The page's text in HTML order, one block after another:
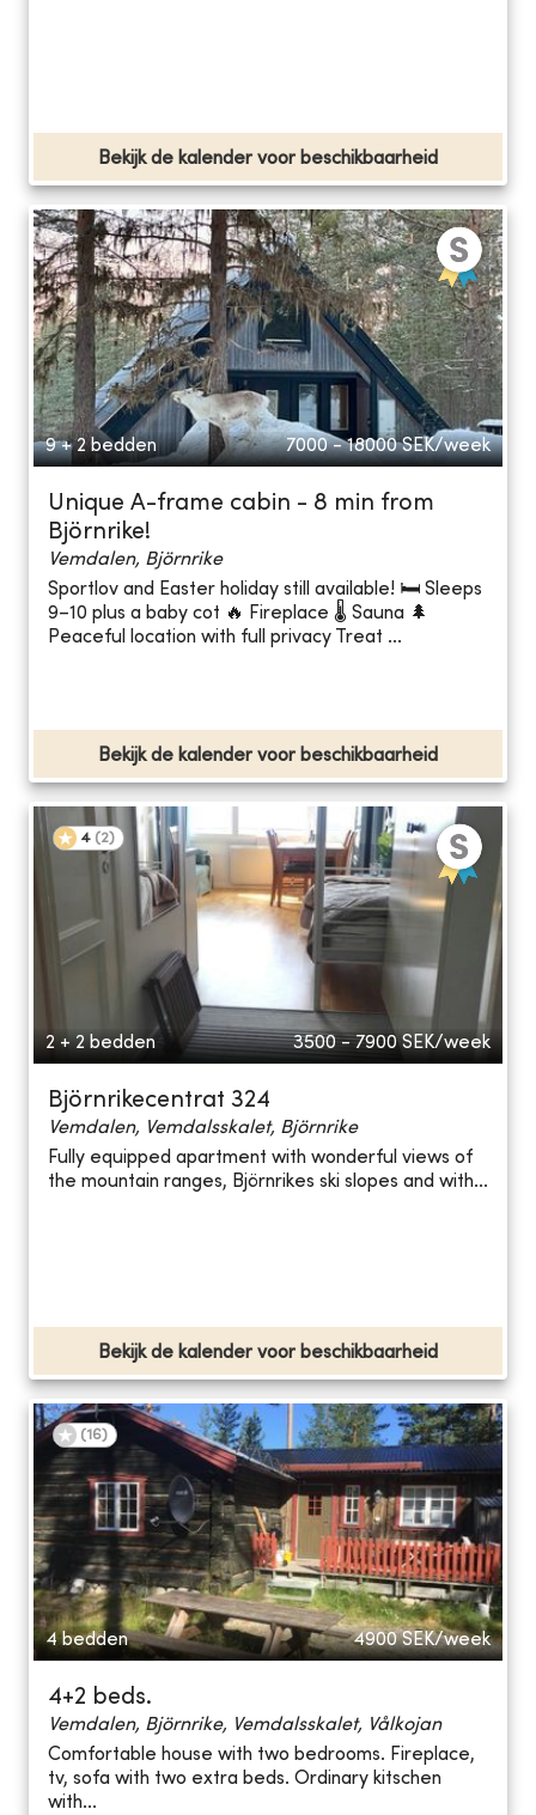
Bekijk de kalender voor beschikbaarheid
9 + 2 bedden 7000 - 18000 SEK/week
Unique A-frame cabin - 8 min from
Björnrike!
Vemdalen, Björnrike
Sportlov and Easter holiday still available! 🛏️ Sleeps
9–10 plus a baby cot 🔥 Fireplace 🌡️ Sauna 🌲
Peaceful location with full privacy Treat ...
Bekijk de kalender voor beschikbaarheid
4 (2)
2 + 2 bedden 3500 - 7900 SEK/week
Björnrikecentrat 324
Vemdalen, Vemdalsskalet, Björnrike
Fully equipped apartment with wonderful views of
the mountain ranges, Björnrikes ski slopes and with...
Bekijk de kalender voor beschikbaarheid
(16)
4 bedden 4900 SEK/week
4+2 beds.
Vemdalen, Björnrike, Vemdalsskalet, Vålkojan
Comfortable house with two bedrooms. Fireplace,
tv, sofa with two extra beds. Ordinary kitschen
with...